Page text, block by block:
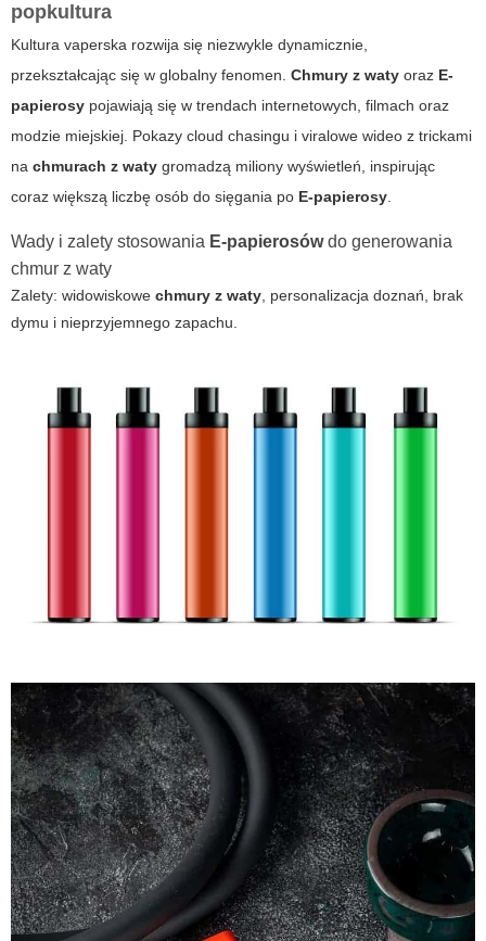
popkultura
Kultura vaperska rozwija się niezwykle dynamicznie,
przekształcając się w globalny fenomen. Chmury z waty oraz E-
papierosy pojawiają się w trendach internetowych, filmach oraz
modzie miejskiej. Pokazy cloud chasingu i viralowe wideo z trickami
na chmurach z waty gromadzą miliony wyświetleń, inspirując
coraz większą liczbę osób do sięgania po E-papierosy.
Wady i zalety stosowania E-papierosówdo generowania
chmur z waty
Zalety: widowiskowe chmury z waty, personalizacja doznań, brak
dymu i nieprzyjemnego zapachu.